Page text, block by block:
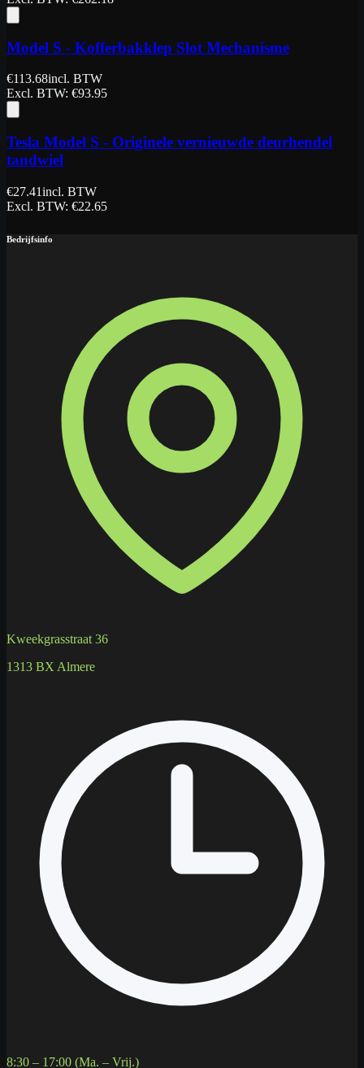
Model S - Kofferbakklep Slot Mechanisme
€113.68incl. BTW
Excl. BTW: €93.95
Tesla Model S - Originele vernieuwde deurhendel
tandwiel
€27.41incl. BTW
Excl. BTW: €22.65
Bedrijfsinfo
Kweekgrasstraat 36
1313 BX Almere
8:30 – 17:00 (Ma. – Vrij.)